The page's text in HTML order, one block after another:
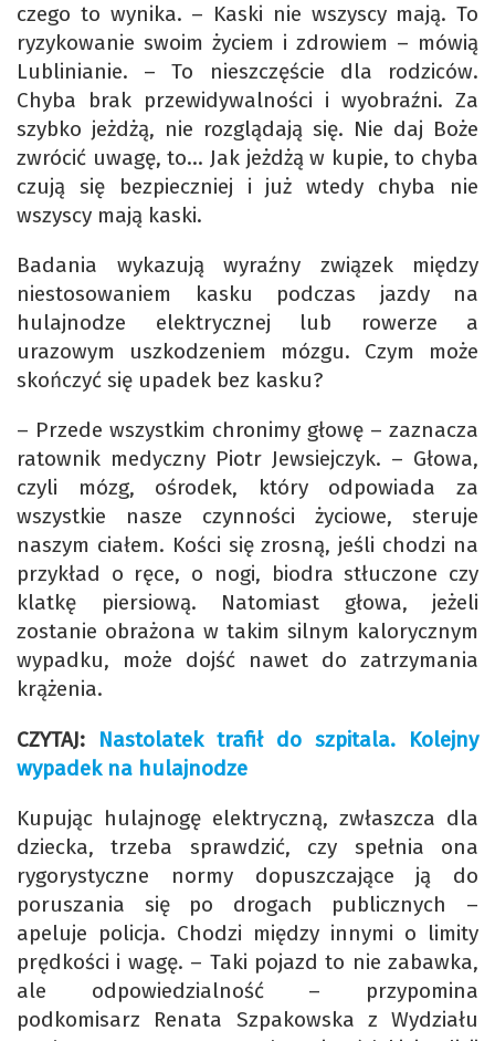
czego to wynika. – Kaski nie wszyscy mają. To
ryzykowanie swoim życiem i zdrowiem – mówią
Lublinianie. – To nieszczęście dla rodziców.
Chyba brak przewidywalności i wyobraźni. Za
szybko jeżdżą, nie rozglądają się. Nie daj Boże
zwrócić uwagę, to… Jak jeżdżą w kupie, to chyba
czują się bezpieczniej i już wtedy chyba nie
wszyscy mają kaski.
Badania wykazują wyraźny związek między
niestosowaniem kasku podczas jazdy na
hulajnodze elektrycznej lub rowerze a
urazowym uszkodzeniem mózgu. Czym może
skończyć się upadek bez kasku?
– Przede wszystkim chronimy głowę – zaznacza
ratownik medyczny Piotr Jewsiejczyk. – Głowa,
czyli mózg, ośrodek, który odpowiada za
wszystkie nasze czynności życiowe, steruje
naszym ciałem. Kości się zrosną, jeśli chodzi na
przykład o ręce, o nogi, biodra stłuczone czy
klatkę piersiową. Natomiast głowa, jeżeli
zostanie obrażona w takim silnym kalorycznym
wypadku, może dojść nawet do zatrzymania
krążenia.
CZYTAJ: Nastolatek trafił do szpitala. Kolejny
wypadek na hulajnodze
Kupując hulajnogę elektryczną, zwłaszcza dla
dziecka, trzeba sprawdzić, czy spełnia ona
rygorystyczne normy dopuszczające ją do
poruszania się po drogach publicznych –
apeluje policja. Chodzi między innymi o limity
prędkości i wagę. – Taki pojazd to nie zabawka,
ale odpowiedzialność – przypomina
podkomisarz Renata Szpakowska z Wydziału